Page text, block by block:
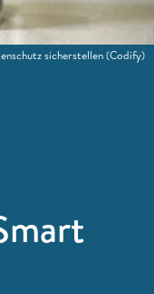
sicherstellen(Codify)